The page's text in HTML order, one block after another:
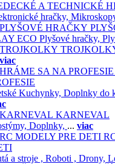
A TECHNICKÉ
hračky,
ECO Plyšové hračky,
viac
Kuchynky, Doplnky do
KARNEVAL
Doplnky, ... viac
a stroje , Roboti , Drony,